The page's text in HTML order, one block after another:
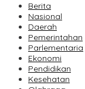
Berita
Nasional
Daerah
Pemerintahan
Parlementaria
Ekonomi
Pendidikan
Kesehatan